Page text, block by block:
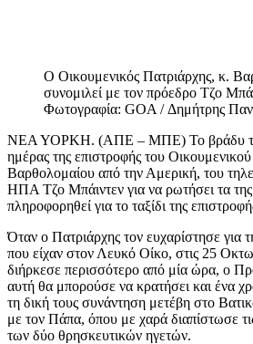
Ο Οικουμενικός Πατριάρχης, κ.
συνομιλεί με τον πρόεδρο Τζο
Φωτογραφία: GOA / Δημήτρης
ΝΕΑ ΥΟΡΚΗ. (ΑΠΕ – ΜΠΕ) Το βράδυ
ημέρας της επιστροφής του
Βαρθολομαίου από την Αμερική, του
ΗΠΑ Τζο Μπάιντεν για να ρωτήσει τα της
πληροφορηθεί για το ταξίδι της
Όταν ο Πατριάρχης τον ευχαρίστησε για
που είχαν στον Λευκό Οίκο, στις 25
διήρκεσε περισσότερο από μία ώρα, ο
αυτή θα μπορούσε να κρατήσει και ένα
τη δική τους συνάντηση μετέβη στο
με τον Πάπα, όπου με χαρά διαπίστωσε
των δύο θρησκευτικών ηγετών.